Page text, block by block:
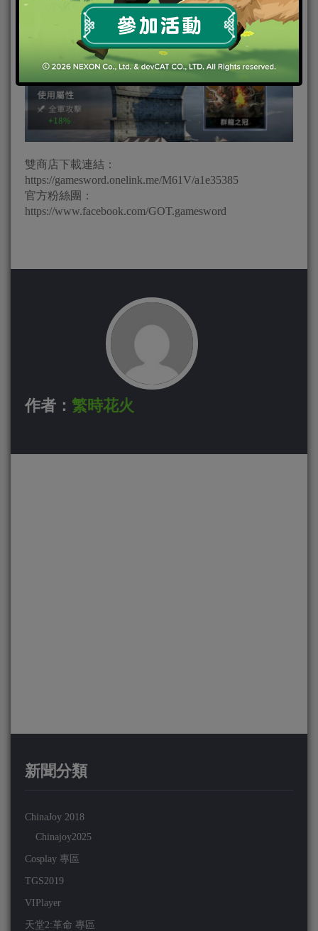
雙商店下載連結：
https://gamesword.onelink.me/M61V/a1e35385
官方粉絲團：
https://www.facebook.com/GOT.gamesword
作者： 繁時花火
新聞分類
ChinaJoy 2018
Chinajoy2025
Cosplay 專區
TGS2019
VIPlayer
天堂2:革命 專區